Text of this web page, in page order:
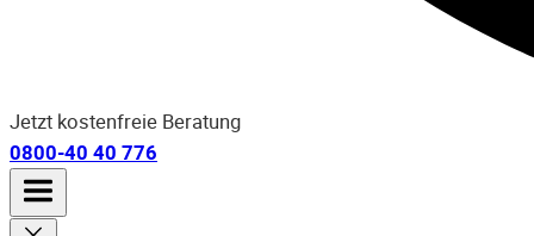
Jetzt kostenfreie Beratung
0800-40 40 776